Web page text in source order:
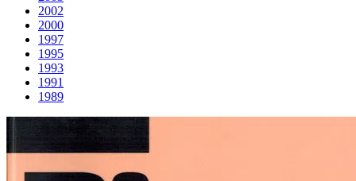
2002
2000
1997
1995
1993
1991
1989